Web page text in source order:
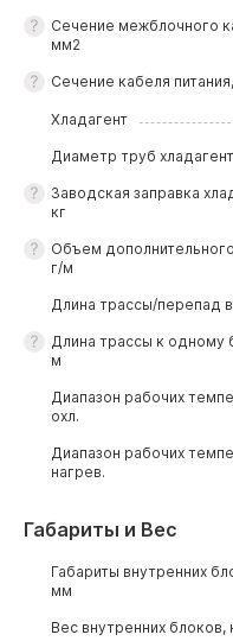
Сечение межблочного
мм2
Сечение кабеля
Хладагент
Диаметр труб
Заводская заправка
кг
Объем
г/м
Длина трассы/перепад
Длина трассы к одному
м
Диапазон рабочих
охл.
Диапазон рабочих
нагрев.
Габариты и Вес
Габариты внутренних
мм
Вес внутренних блоков,